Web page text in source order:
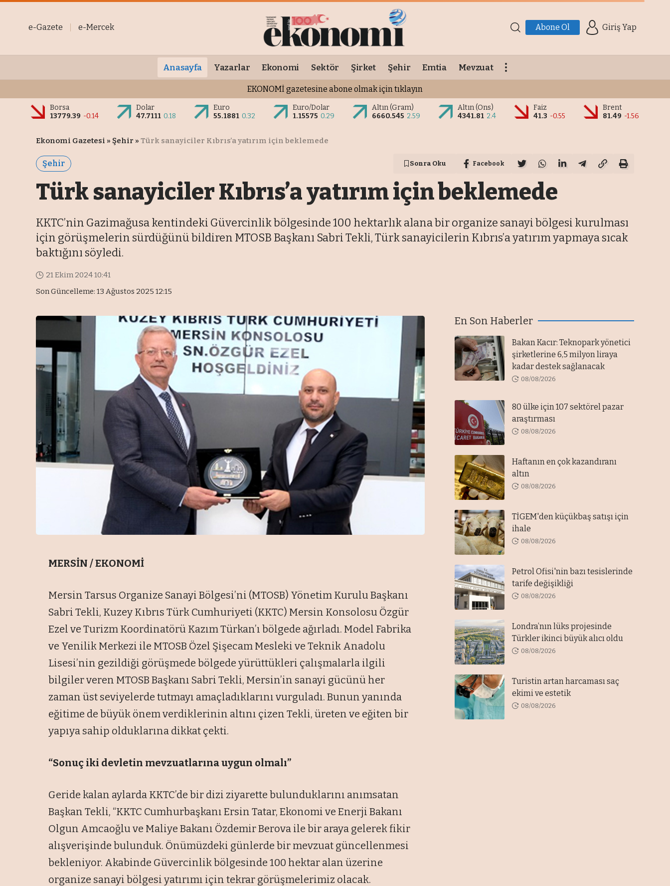
e-Gazete e-Mercek Abone Ol Giriş Yap
Anasayfa Yazarlar Ekonomi Sektör Şirket Şehir Emtia Mevzuat
EKONOMİ gazetesine abone olmak için tıklayın
Borsa
13779.39 -0.14
Dolar
47.7111 0.18
Euro
55.1881 0.32
Euro/Dolar
1.15575 0.29
Altın (Gram)
6660.545 2.59
Altın (Ons)
4341.81 2.4
Faiz
41.3 -0.55
Brent
81.49 -1.56
Ekonomi Gazetesi » Şehir » Türk sanayiciler Kıbrıs’a yatırım için beklemede
Şehir Sonra Oku Facebook
Türk sanayiciler Kıbrıs’a yatırım için beklemede
KKTC’nin Gazimağusa kentindeki Güvercinlik bölgesinde 100 hektarlık alana bir organize sanayi bölgesi kurulması
için görüşmelerin sürdüğünü bildiren MTOSB Başkanı Sabri Tekli, Türk sanayicilerin Kıbrıs’a yatırım yapmaya sıcak
baktığını söyledi.
Son Güncelleme: 13 Ağustos 2025 12:15
21 Ekim 2024 10:41
MERSİN / EKONOMİ
Mersin Tarsus Organize Sanayi Bölgesi’ni (MTOSB) Yönetim Kurulu Başkanı
Sabri Tekli, Kuzey Kıbrıs Türk Cumhuriyeti (KKTC) Mersin Konsolosu Özgür
Ezel ve Turizm Koordinatörü Kazım Türkan’ı bölgede ağırladı. Model Fabrika
ve Yenilik Merkezi ile MTOSB Özel Şişecam Mesleki ve Teknik Anadolu
Lisesi’nin gezildiği görüşmede bölgede yürüttükleri çalışmalarla ilgili
bilgiler veren MTOSB Başkanı Sabri Tekli, Mersin’in sanayi gücünü her
zaman üst seviyelerde tutmayı amaçladıklarını vurguladı. Bunun yanında
eğitime de büyük önem verdiklerinin altını çizen Tekli, üreten ve eğiten bir
yapıya sahip olduklarına dikkat çekti.
“Sonuç iki devletin mevzuatlarına uygun olmalı”
Geride kalan aylarda KKTC’de bir dizi ziyarette bulunduklarını anımsatan
Başkan Tekli, “KKTC Cumhurbaşkanı Ersin Tatar, Ekonomi ve Enerji Bakanı
Olgun Amcaoğlu ve Maliye Bakanı Özdemir Berova ile bir araya gelerek fikir
alışverişinde bulunduk. Önümüzdeki günlerde bir mevzuat güncellenmesi
bekleniyor. Akabinde Güvercinlik bölgesinde 100 hektar alan üzerine
organize sanayi bölgesi yatırımı için tekrar görüşmelerimiz olacak.
En Son Haberler
Bakan Kacır: Teknopark yönetici
şirketlerine 6,5 milyon liraya
kadar destek sağlanacak
08/08/2026
80 ülke için 107 sektörel pazar
araştırması
08/08/2026
Haftanın en çok kazandıranı
altın
08/08/2026
TİGEM'den küçükbaş satışı için
ihale
08/08/2026
Petrol Ofisi'nin bazı tesislerinde
tarife değişikliği
08/08/2026
Londra’nın lüks projesinde
Türkler ikinci büyük alıcı oldu
08/08/2026
Turistin artan harcaması saç
ekimi ve estetik
08/08/2026